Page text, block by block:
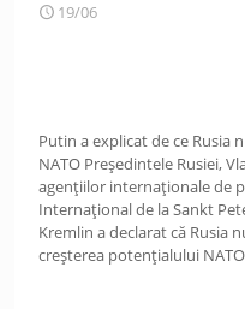
19/06
Putin a explicat de ce Rusia
NATO Președintele Rusiei,
agențiilor internaționale de
Internațional de la Sankt
Kremlin a declarat că Rusia
creșterea potențialului